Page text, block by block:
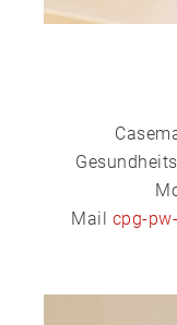
Mail cpg-